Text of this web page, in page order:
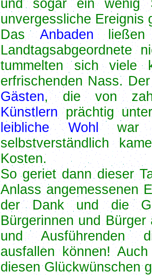
und sogar ein wenig
unvergessliche Ereignis
Das Anbadenließen
Landtagsabgeordnete
tummelten sich viele
erfrischenden Nass.
Gästen, die von
Künstlernprächtig
leibliche Wohlwar
selbstverständlich
Kosten.
So geriet dann dieser
Anlass angemessenen
der Dank und die
Bürgerinnen und
und Ausführenden
ausfallen können!
diesen Glückwünschen